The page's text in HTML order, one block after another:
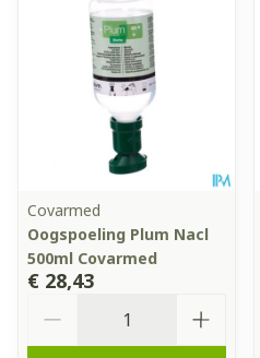
Covarmed
Oogspoeling Plum Nacl
500ml Covarmed
€ 28,43